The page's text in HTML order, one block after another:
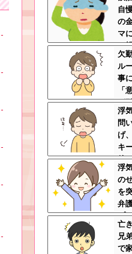
ｗ
自
の
マ
の
分
解
欠
ル
事
「
が
抜
浮
問
げ
キ
後
ー
浮
の
を
弁
プ
が
た
亡
兄
で